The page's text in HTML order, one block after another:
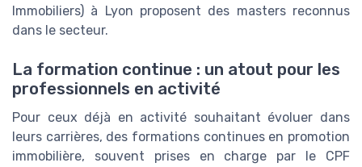
Immobiliers) à Lyon proposent des masters reconnus
dans le secteur.
La formation continue : un atout pour les
professionnels en activité
Pour ceux déjà en activité souhaitant évoluer dans
leurs carrières, des formations continues en promotion
immobilière, souvent prises en charge par le CPF